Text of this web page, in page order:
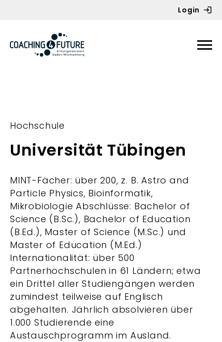
Login
Hochschule
Universität Tübingen
MINT-Fächer: über 200, z. B. Astro and
Particle Physics, Bioinformatik,
Mikrobiologie Abschlüsse: Bachelor of
Science (B.Sc.), Bachelor of Education
(B.Ed.), Master of Science (M.Sc.) und
Master of Education (M.Ed.)
Internationalität: über 500
Partnerhochschulen in 61 Ländern; etwa
ein Drittel aller Studiengängen werden
zumindest teilweise auf Englisch
abgehalten. Jährlich absolvieren über
1.000 Studierende eine
Austauschprogramm im Ausland.